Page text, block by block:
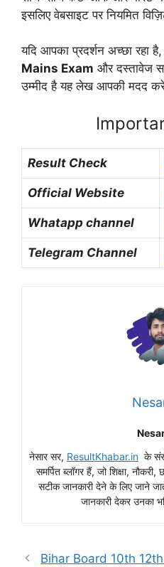
इसलिए वेबसाइट पर नियमित
यदि आपका प्रदर्शन अच्छा रहा
Mains Exam और दस्तावेज
उम्मीद है यह लेख आपकी मदद
Result Check
Official Website
Whatapp channel
Telegram Channel
नेसार सर, ResultKhabar.in के
समर्पित ब्लॉगर हैं, जो शिक्षा,
सटीक जानकारी देने के लिए जाने
जानकारी देकर उनका
Bihar Board 10th